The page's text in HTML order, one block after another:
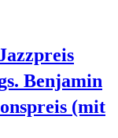
Benjamin
(mit